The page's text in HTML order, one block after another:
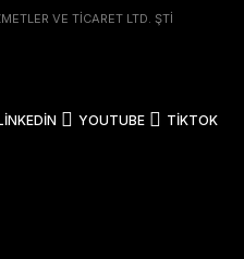
VE TICARET LTD. ŞTI
YOUTUBE TIKTOK